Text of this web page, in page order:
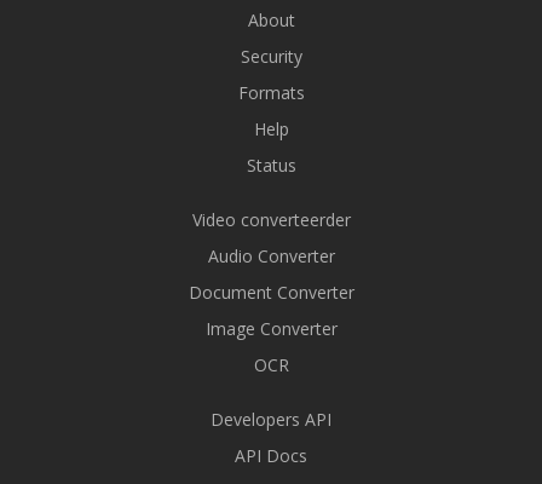
About
Security
Formats
Help
Status
Video converteerder
Audio Converter
Document Converter
Image Converter
OCR
Developers API
API Docs